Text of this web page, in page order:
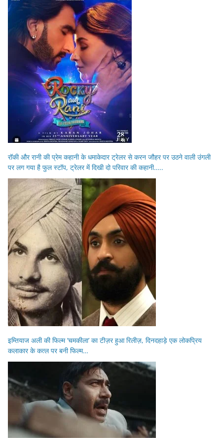
रॉकी और रानी की प्रेम कहानी के धमाकेदार ट्रेलर से करन जौहर पर उठने वाली उंगली
पर लग गया है फुल स्टॉप, ट्रेलर में दिखी दो परिवार की कहानी…..
इम्तियाज अली की फिल्म ‘चमकीला’ का टीज़र हुआ रिलीज़, दिनदहाड़े एक लोकप्रिय
कलाकार के कत्ल पर बनी फिल्म…